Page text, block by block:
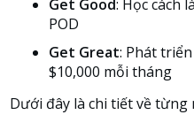
Get Good: Học cách
POD
Get Great: Phát
$10,000 mỗi tháng
Dưới đây là chi tiết về